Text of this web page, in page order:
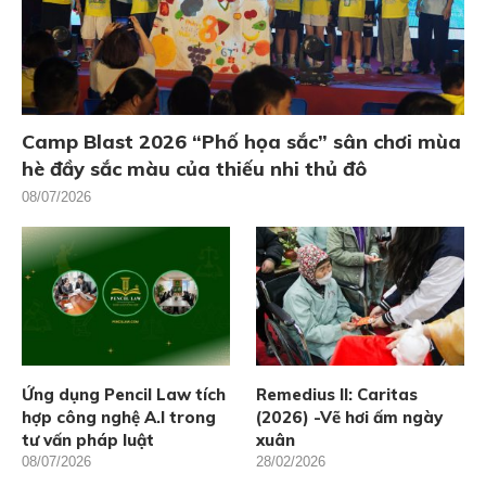
Camp Blast 2026 “Phố họa sắc” sân chơi mùa
hè đầy sắc màu của thiếu nhi thủ đô
08/07/2026
Ứng dụng Pencil Law tích
hợp công nghệ A.I trong
tư vấn pháp luật
08/07/2026
Remedius II: Caritas
(2026) -Vẽ hơi ấm ngày
xuân
28/02/2026